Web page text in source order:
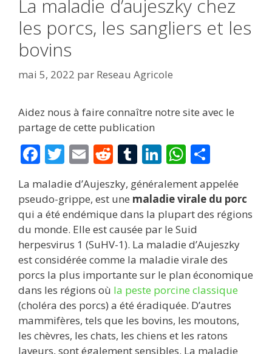
La maladie d’aujeszky chez
les porcs, les sangliers et les
bovins
mai 5, 2022 par Reseau Agricole
Aidez nous à faire connaître notre site avec le
partage de cette publication
F
ac
e
b
o
o
k
T
w
itt
er
E
m
ai
l
R
e
d
di
t
T
u
m
bl
r
Li
n
k
e
dI
n
W
at
s
A
p
p
ar
ta
g
La maladie d’Aujeszky, généralement appelée
pseudo-grippe, est une maladie virale du porc
qui a été endémique dans la plupart des régions
du monde. Elle est causée par le Suid
herpesvirus 1 (SuHV-1). La maladie d’Aujeszky
est considérée comme la maladie virale des
porcs la plus importante sur le plan économique
dans les régions où la peste porcine classique
(choléra des porcs) a été éradiquée. D’autres
mammifères, tels que les bovins, les moutons,
les chèvres, les chats, les chiens et les ratons
laveurs, sont également sensibles. La maladie